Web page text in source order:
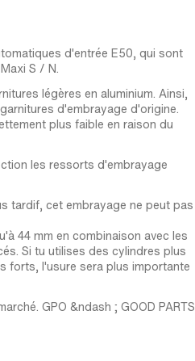
d'entrée E50, qui sont
S / N.
légères en aluminium. Ainsi,
d'embrayage d'origine.
plus faible en raison du
les ressorts d'embrayage
tardif, cet embrayage ne peut pas
44 mm en combinaison avec les
Si tu utilises des cylindres plus
forts, l'usure sera plus importante
GPO &ndash ; GOOD PARTS